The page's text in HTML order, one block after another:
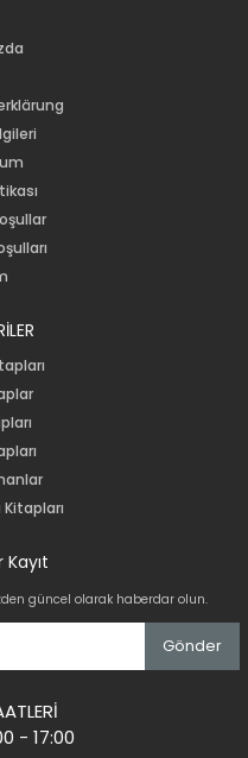
güncel olarak haberdar olun.
Gönder
- 17:00